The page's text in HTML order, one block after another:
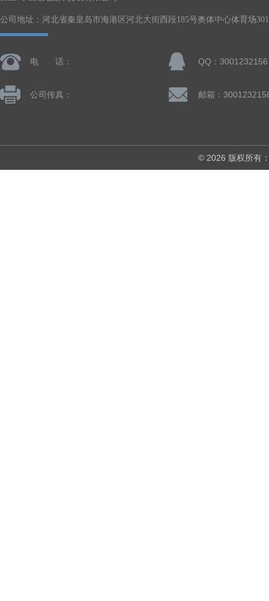
公司地址：河北省秦皇岛市海港区河北大街西段185号奥体中心体育场
电 话： QQ：3001232156
公司传真： 邮箱：
© 2026 版权所有